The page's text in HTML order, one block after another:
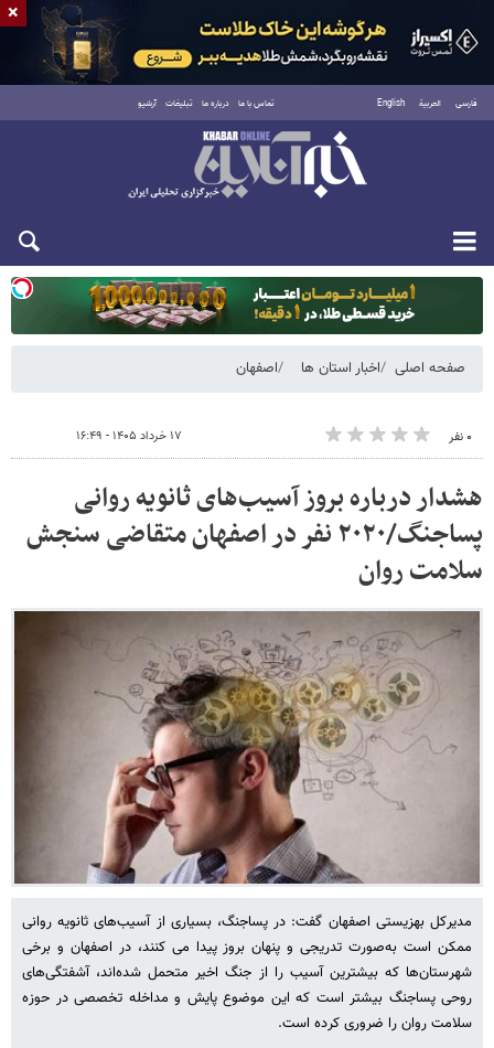
فارسی العربية English تماس با ما درباره ما تبلیغات آرشیو
یکشنبه ۱۸ مرداد ۱۴۰۵
صفحه اصلی اخبار استان ها اصفهان
۰ نفر ۱۷ خرداد ۱۴۰۵ - ۱۶:۴۹
هشدار درباره بروز آسیب‌های ثانویه روانی
پساجنگ/۲۰۲۰ نفر در اصفهان متقاضی سنجش
سلامت روان
مدیرکل بهزیستی اصفهان گفت: در پساجنگ، بسیاری از آسیب‌های ثانویه روانی
ممکن است به‌صورت تدریجی و پنهان بروز پیدا می کنند، در اصفهان و برخی
شهرستان‌ها که بیشترین آسیب را از جنگ اخیر متحمل شده‌اند، آشفتگی‌های
روحی پساجنگ بیشتر است که این موضوع پایش و مداخله تخصصی در حوزه
سلامت روان را ضروری کرده است.
×